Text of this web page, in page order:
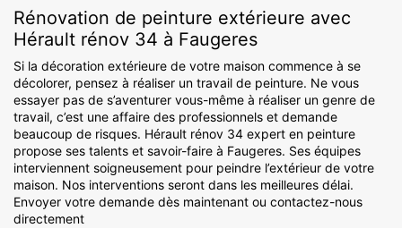
Rénovation de peinture extérieure avec
Hérault rénov 34 à Faugeres
Si la décoration extérieure de votre maison commence à se
décolorer, pensez à réaliser un travail de peinture. Ne vous
essayer pas de s’aventurer vous-même à réaliser un genre de
travail, c’est une affaire des professionnels et demande
beaucoup de risques. Hérault rénov 34 expert en peinture
propose ses talents et savoir-faire à Faugeres. Ses équipes
interviennent soigneusement pour peindre l’extérieur de votre
maison. Nos interventions seront dans les meilleures délai.
Envoyer votre demande dès maintenant ou contactez-nous
directement